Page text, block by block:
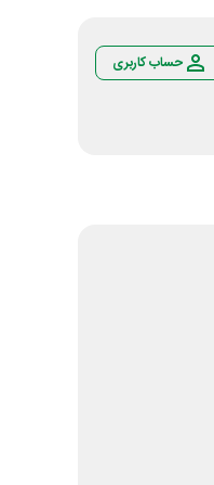
حساب کاربری